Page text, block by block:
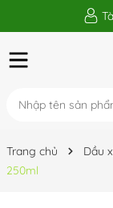
Trang chủ Dầu
250ml